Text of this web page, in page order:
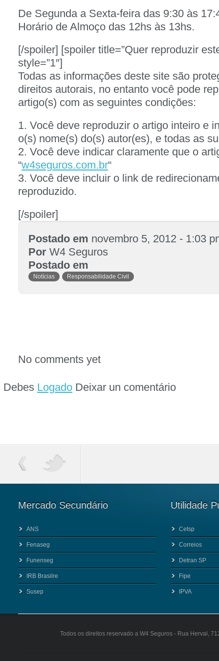
De Segunda a Sexta-feira das 9:30 às
Horário de Almoço das 12hs às 13hs.
[/spoiler] [spoiler title=”Quer reproduzir
style=”1″]
Todas as informações deste site são
direitos autorais, no entanto você pode
artigo(s) com as seguintes condições:
1. Você deve reproduzir o artigo inteiro e
o(s) nome(s) do(s) autor(es), e todas as
2. Você deve indicar claramente que o
“w4seguros.com.br“
3. Você deve incluir o link de
reproduzido.
[/spoiler]
Postado em novembro 5, 2012 - 1:03
Por W4 Seguros
Postado em
Notícias Responsabilidade Civil
No comments yet
Debes Logado Deixar un comentário
Mercado Secundário
ANS
Fenaseg
Funenseg
IRB Brasilre
Susep
Utilidade
Cetsp
Correios
Detran SP
Fipe
IPVA
Todos os direitos reservado a W4 Seguros - Rua Herval,